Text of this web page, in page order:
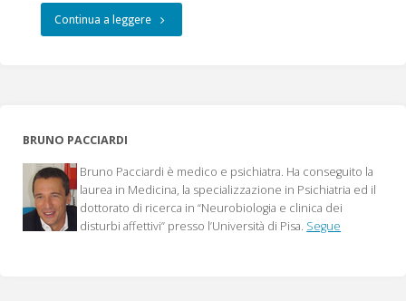
Continua a leggere"sintomi
organica,
gli
BRUNO PACCIARDI
Bruno Pacciardi è medico e psichiatra. Ha conseguito la
laurea in Medicina, la specializzazione in Psichiatria ed il
dottorato di ricerca in “Neurobiologia e clinica dei
disturbi affettivi” presso l’Università di Pisa. Segue